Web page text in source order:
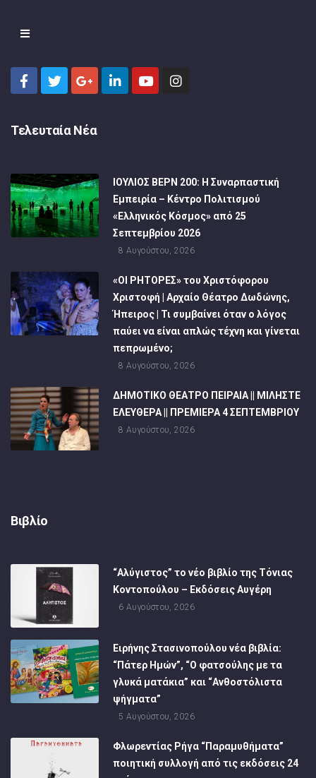
Τελευταία Νέα
ΙΟΥΛΙΟΣ ΒΕΡΝ 200: Η Συναρπαστική
Εμπειρία – Κέντρο Πολιτισμού
«Ελληνικός Κόσμος» από 25
Σεπτεμβρίου 2026
8 Αυγούστου, 2026
«ΟΙ ΡΗΤΟΡΕΣ» του Χριστόφορου
Χριστοφή | Αρχαίο Θέατρο Δωδώνης,
Ήπειρος | Τι συμβαίνει όταν ο λόγος
παύει να είναι απλώς τέχνη και γίνεται
πεπρωμένο;
8 Αυγούστου, 2026
ΔΗΜΟΤΙΚΟ ΘΕΑΤΡΟ ΠΕΙΡΑΙΑ || ΜΙΛΗΣΤΕ
ΕΛΕΥΘΕΡΑ || ΠΡΕΜΙΕΡΑ 4 ΣΕΠΤΕΜΒΡΙΟΥ
8 Αυγούστου, 2026
Βιβλίο
“Αλύγιστος” το νέο βιβλίο της Τόνιας
Κοντοπούλου – Εκδόσεις Αυγέρη
6 Αυγούστου, 2026
Ειρήνης Στασινοπούλου νέα βιβλία:
“Πάτερ Ημών”, “Ο φατσούλης με τα
γλυκά ματάκια” και “Ανθοστόλιστα
ψήγματα”
5 Αυγούστου, 2026
Φλωρεντίας Ρήγα “Παραμυθήματα”
ποιητική συλλογή από τις εκδόσεις 24